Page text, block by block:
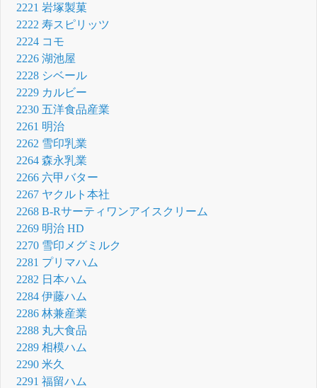
2221 岩塚製菓
2222 寿スピリッツ
2224 コモ
2226 湖池屋
2228 シベール
2229 カルビー
2230 五洋食品産業
2261 明治
2262 雪印乳業
2264 森永乳業
2266 六甲バター
2267 ヤクルト本社
2268 B-Rサーティワンアイスクリーム
2269 明治 HD
2270 雪印メグミルク
2281 プリマハム
2282 日本ハム
2284 伊藤ハム
2286 林兼産業
2288 丸大食品
2289 相模ハム
2290 米久
2291 福留ハム